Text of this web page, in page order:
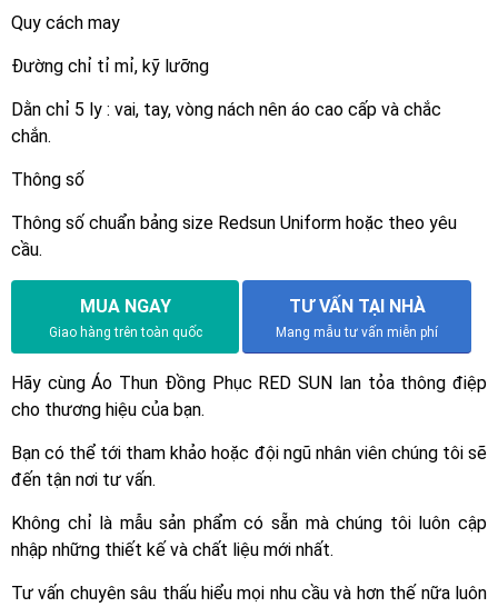
Quy cách may
Đường chỉ tỉ mỉ, kỹ lưỡng
Dằn chỉ 5 ly : vai, tay, vòng nách nên áo cao cấp và chắc
chắn.
Thông số
Thông số chuẩn bảng size Redsun Uniform hoặc theo yêu
cầu.
MUA NGAY
Giao hàng trên toàn quốc
TƯ VẤN TẠI NHÀ
Mang mẫu tư vấn miễn phí
Hãy cùng Áo Thun Đồng Phục RED SUN lan tỏa thông điệp
cho thương hiệu của bạn.
Bạn có thể tới tham khảo hoặc đội ngũ nhân viên chúng tôi sẽ
đến tận nơi tư vấn.
Không chỉ là mẫu sản phẩm có sẵn mà chúng tôi luôn cập
nhập những thiết kế và chất liệu mới nhất.
Tư vấn chuyên sâu thấu hiểu mọi nhu cầu và hơn thế nữa luôn